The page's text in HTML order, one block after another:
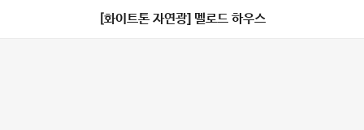
[화이트톤 자연광] 멜로드 하우스